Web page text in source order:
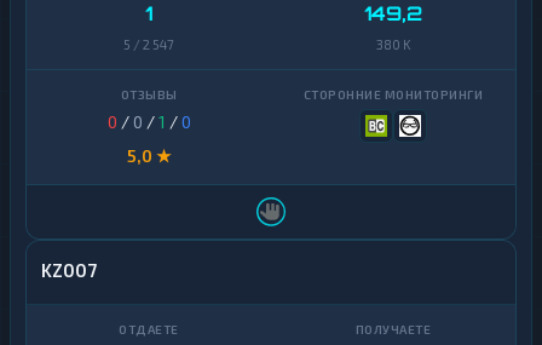
1
5 / 2 547
149,2
380 K
0 / 0 /1 /0
5,0 ★
KZ007